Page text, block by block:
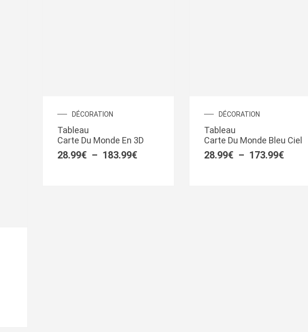
DÉCORATION
Tableau
Carte Du Monde En 3D
28.99€ – 183.99€
prix :
28.99€
à
DÉCORATION
Tableau
Carte Du Monde Bleu Ciel
28.99€ – 173.99€
prix :
28.99€